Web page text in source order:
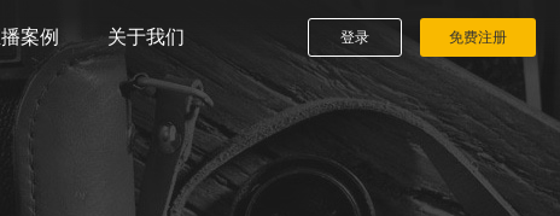
案例 关于我们 登录 免费注册